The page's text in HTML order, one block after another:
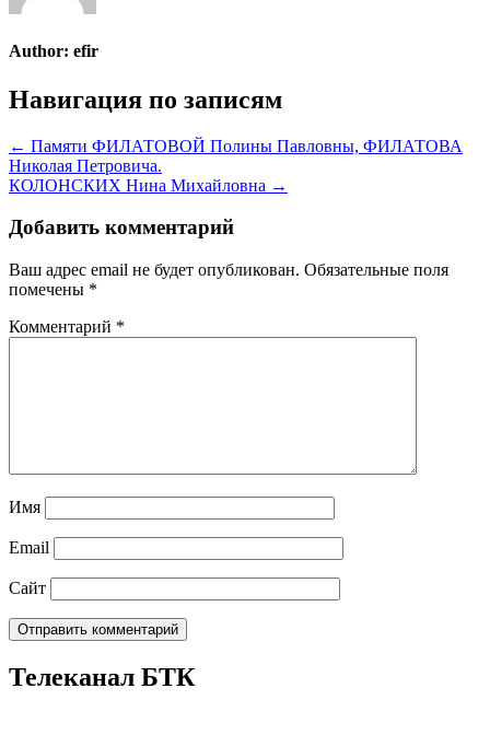
Author: efir
Навигация по записям
← Памяти ФИЛАТОВОЙ Полины Павловны, ФИЛАТОВА
Николая Петровича.
КОЛОНСКИХ Нина Михайловна →
Добавить комментарий
Ваш адрес email не будет опубликован. Обязательные поля
помечены *
Комментарий *
Имя
Email
Сайт
Телеканал БТК